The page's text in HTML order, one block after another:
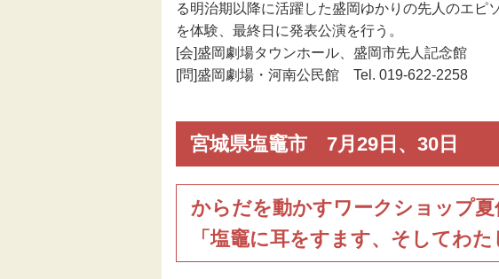
る明治期以降に活躍した盛岡ゆかりの先人のエピ
を体験、最終日に発表公演を行う。
[会]盛岡劇場タウンホール、盛岡市先人記念館
[問]盛岡劇場・河南公民館 Tel. 019-622-2258
宮城県塩竈市 7月29日、30日
からだを動かすワークショップ夏
「塩竈に耳をすます、そしてわ